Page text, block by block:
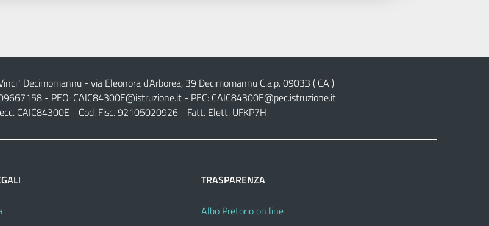
Decimomannu - via Eleonora d'Arborea, 39 Decimomannu C.a.p. 09033 ( CA )
- PEO: CAIC84300E@istruzione.it- PEC: CAIC84300E@pec.istruzione.it
CAIC84300E - Cod. Fisc. 92105020926 - Fatt. Elett. UFKP7H
TRASPARENZA
Albo Pretorio on line